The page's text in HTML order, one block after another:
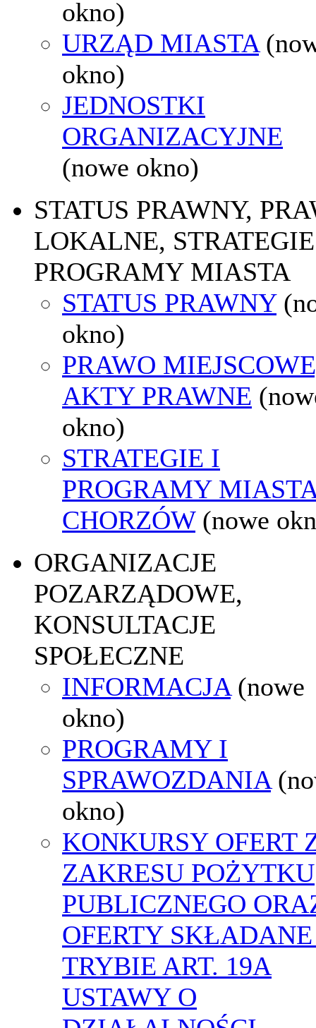
okno)
URZĄD MIASTA
okno)
JEDNOSTKI
ORGANIZACYJNE
(nowe okno)
STATUS PRAWNY,
LOKALNE,
PROGRAMY MIASTA
STATUS PRAWNY
okno)
PRAWO
AKTY PRAWNE
okno)
STRATEGIE I
PROGRAMY
CHORZÓW (nowe
ORGANIZACJE
POZARZĄDOWE,
KONSULTACJE
SPOŁECZNE
INFORMACJA (nowe
okno)
PROGRAMY I
SPRAWOZDANIA
okno)
KONKURSY OFERT
ZAKRESU POŻYTKU
PUBLICZNEGO
OFERTY
TRYBIE ART. 19A
USTAWY O